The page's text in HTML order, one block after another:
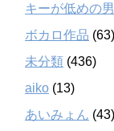
キーが低めの
ボカロ作品 (63)
未分類 (436)
aiko (13)
あいみょん (43)